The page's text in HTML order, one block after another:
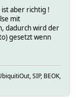
aber richtig !
mit
dadurch wird der
gesetzt wenn
SIP, BEOK,